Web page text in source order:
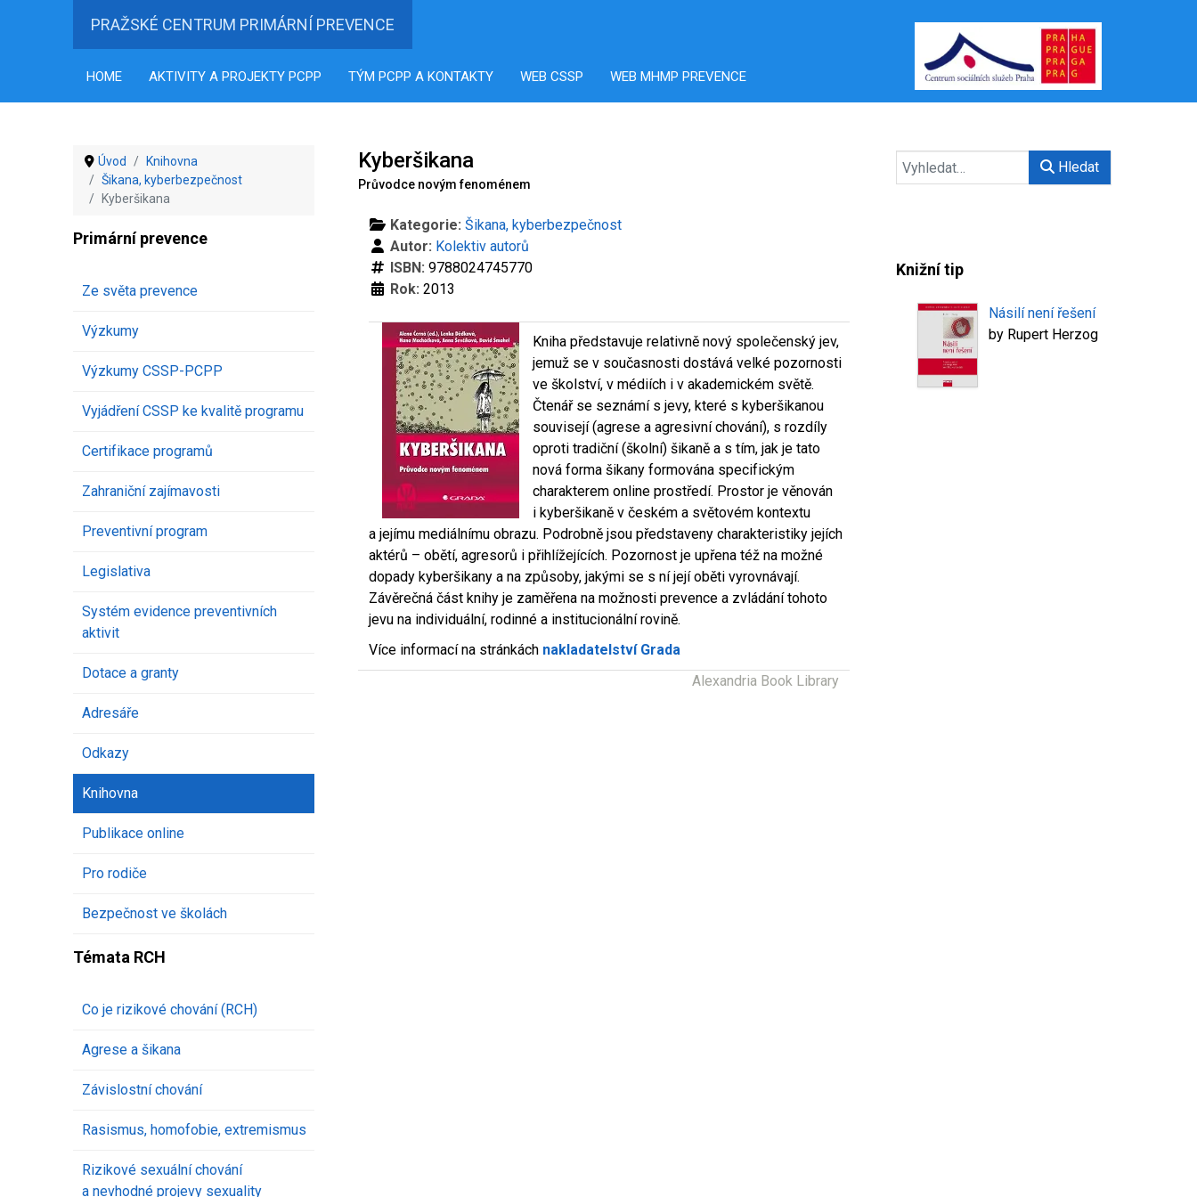
PRAŽSKÉ CENTRUM PRIMÁRNÍ PREVENCE
HOME AKTIVITY A PROJEKTY PCPP TÝM PCPP A KONTAKTY WEB CSSP WEB MHMP PREVENCE
Úvod
Knihovna
Šikana, kyberbezpečnost
Kyberšikana
Primární prevence
Ze světa prevence
Výzkumy
Výzkumy CSSP-PCPP
Vyjádření CSSP ke kvalitě programu
Certifikace programů
Zahraniční zajímavosti
Preventivní program
Legislativa
Systém evidence preventivních
aktivit
Dotace a granty
Adresáře
Odkazy
Knihovna
Publikace online
Pro rodiče
Bezpečnost ve školách
Témata RCH
Co je rizikové chování (RCH)
Agrese a šikana
Závislostní chování
Rasismus, homofobie, extremismus
Rizikové sexuální chování
a nevhodné projevy sexuality
Kyberšikana
Průvodce novým fenoménem
Kategorie:Šikana, kyberbezpečnost
Autor: Kolektiv autorů
ISBN:9788024745770
Rok:2013
Kniha představuje relativně nový společenský jev,
jemuž se v současnosti dostává velké pozornosti
ve školství, v médiích i v akademickém světě.
Čtenář se seznámí s jevy, které s kyberšikanou
souvisejí (agrese a agresivní chování), s rozdíly
oproti tradiční (školní) šikaně a s tím, jak je tato
nová forma šikany formována specifickým
charakterem online prostředí. Prostor je věnován
i kyberšikaně v českém a světovém kontextu
a jejímu mediálnímu obrazu. Podrobně jsou představeny charakteristiky jejích
aktérů – obětí, agresorů i přihlížejících. Pozornost je upřena též na možné
dopady kyberšikany a na způsoby, jakými se s ní její oběti vyrovnávají.
Závěrečná část knihy je zaměřena na možnosti prevence a zvládání tohoto
jevu na individuální, rodinné a institucionální rovině.
Více informací na stránkách nakladatelství Grada
Alexandria Book Library
Hledat
Knižní tip
Násilí není řešení
by Rupert Herzog